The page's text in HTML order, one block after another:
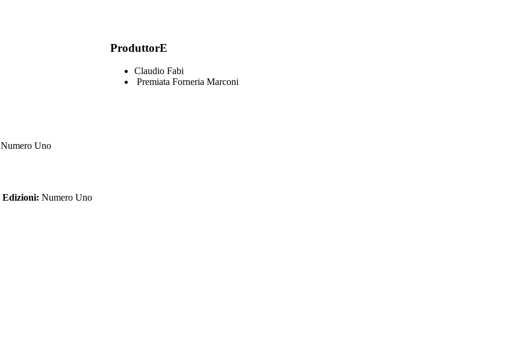
Numero Uno
Edizioni: Numero Uno
ProduttorE
Claudio Fabi
Premiata Forneria Marconi